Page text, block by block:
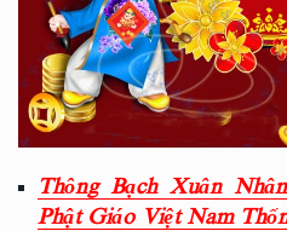
Thông Bạch Xuân
Phật Giáo Việt Nam